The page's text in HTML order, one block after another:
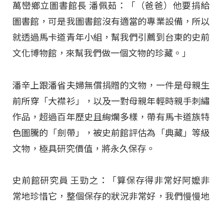
萬巒鄉立圖書館長 潘佩茹：「（爸爸）他要捐給
圖書館，可是我圖書館沒有適當的專業設備，所以
就透過馬卡道青年小組，幫我們引薦到台東的史前
文化博物館，來幫我們做一個文物的珍藏。」
潘辛上跟潘省夫婦無償捐贈的文物，一件是母親生
前所穿「大襟衫」，以及一對母親年輕時親手刺繡
作品，超過百年歷史且絢爛多樣，帶有馬卡道族特
色圖騰的「劍帶」，被史前館評估為「典藏」等級
文物，極具研究價值，將永久保存。
史前館研究員 王勁之：「算保存得非常好阿嬤非
常地珍惜它，整個保存的狀況非常好，我們慢慢地